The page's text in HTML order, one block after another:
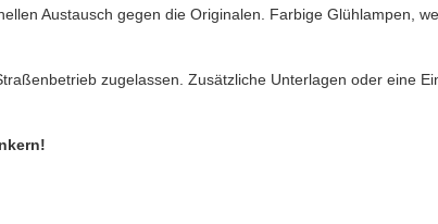
Austausch gegen die Originalen. Farbige Glühlampen,
zugelassen. Zusätzliche Unterlagen oder eine